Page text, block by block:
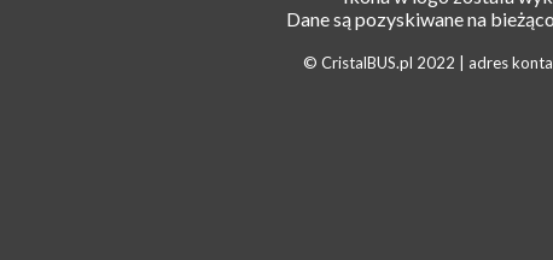
Dane są pozyskiwane na
© CristalBUS.pl 2022 | adres